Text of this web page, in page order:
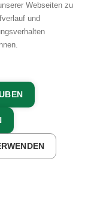
BUCHEN
Webseiten zu
und